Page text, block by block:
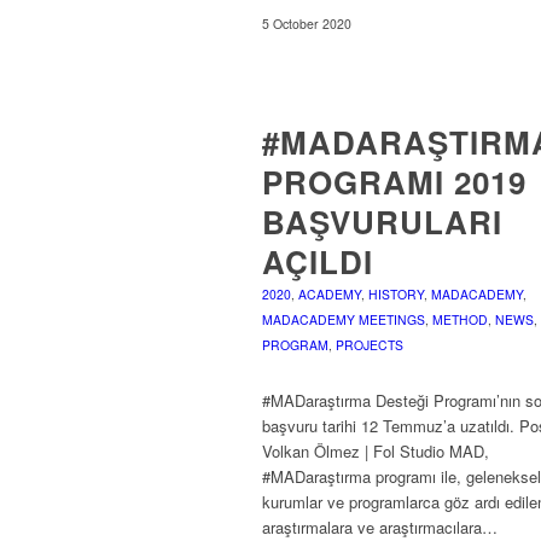
5 October 2020
PROGRAMI 2019
BAŞVURULARI
AÇILDI
2020, ACADEMY, HISTORY, MADACADEMY,
MADACADEMY MEETINGS, METHOD, NEWS,
PROGRAM, PROJECTS
#MADaraştırma Desteği Programı’nın
başvuru tarihi 12 Temmuz’a uzatıldı.
Volkan Ölmez | Fol Studio MAD,
#MADaraştırma programı ile, geleneksel
kurumlar ve programlarca göz ardı
araştırmalara ve araştırmacılara…